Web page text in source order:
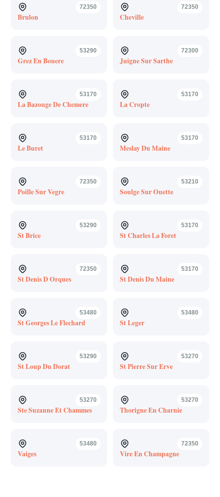
72350
Brulon
72350
Cheville
53290
Grez En Bouere
72300
Juigne Sur Sarthe
53170
La Bazouge De Chemere
53170
La Cropte
53170
Le Buret
53170
Meslay Du Maine
72350
Poille Sur Vegre
53210
Soulge Sur Ouette
53290
St Brice
53170
St Charles La Foret
72350
St Denis D Orques
53170
St Denis Du Maine
53480
St Georges Le Flechard
53480
St Leger
53290
St Loup Du Dorat
53270
St Pierre Sur Erve
53270
Ste Suzanne Et Chammes
53270
Thorigne En Charnie
53480
Vaiges
72350
Vire En Champagne